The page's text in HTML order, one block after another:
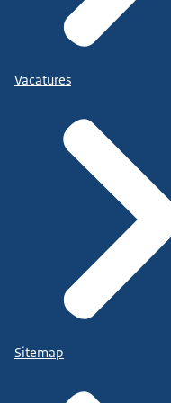
Vacatures
Sitemap